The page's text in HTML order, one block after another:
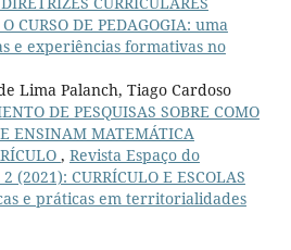
CURSO DE PEDAGOGIA: uma
e experiências formativas no
Lima Palanch, Tiago Cardoso
DE PESQUISAS SOBRE COMO
ENSINAM MATEMÁTICA
, Revista Espaço do
(2021): CURRÍCULO E ESCOLAS
e práticas em territorialidades